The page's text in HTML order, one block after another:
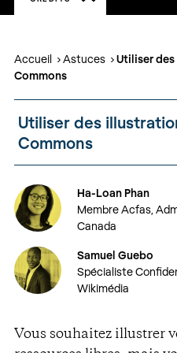
Accueil Astuces
Utiliser
Commons
Utiliser des
Commons
Ha-Loan Phan
Membre Acfas,
Canada
Samuel Guebo
Spécialiste
Wikimédia
Vous souhaitez illustrer